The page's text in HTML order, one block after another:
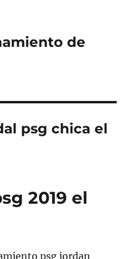
de
psg chica el
2019 el